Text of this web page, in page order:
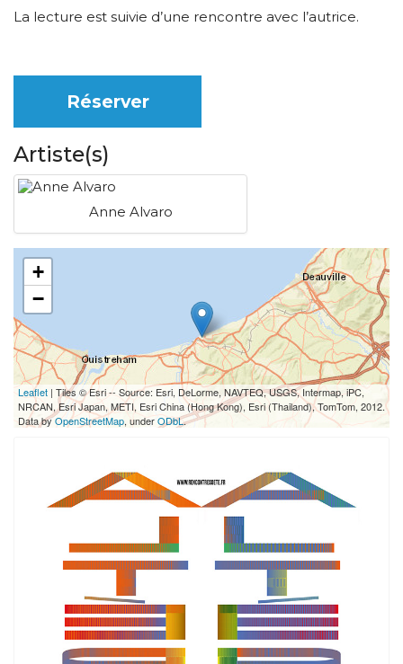
La lecture est suivie d’une rencontre avec l’autrice.
Réserver
Artiste(s)
Anne Alvaro
+
−
Leaflet | Tiles © Esri -- Source: Esri, DeLorme, NAVTEQ, USGS, Intermap, iPC,
NRCAN, Esri Japan, METI, Esri China (Hong Kong), Esri (Thailand), TomTom, 2012.
Data byOpenStreetMap, underODbL.